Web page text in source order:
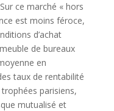
ce marché « hors
est moins féroce,
d’achat
de bureaux
en
taux de rentabilité
parisiens,
mutualisé et